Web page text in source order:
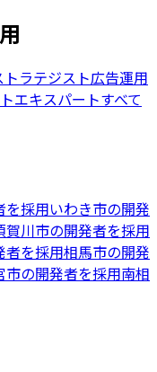
ラテジスト広告運用
エキスパートすべて
を採用いわき市の開発
賀川市の開発者を採用
者を採用相馬市の開発
市の開発者を採用南相